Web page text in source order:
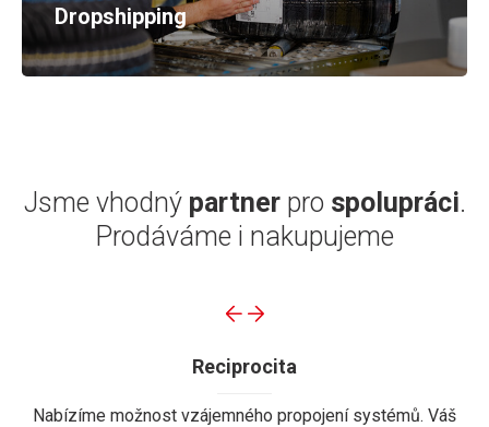
Dropshipping
Jsme vhodný partner pro spolupráci.
Prodáváme i nakupujeme
Reciprocita
Nabízíme možnost vzájemného propojení systémů. Váš